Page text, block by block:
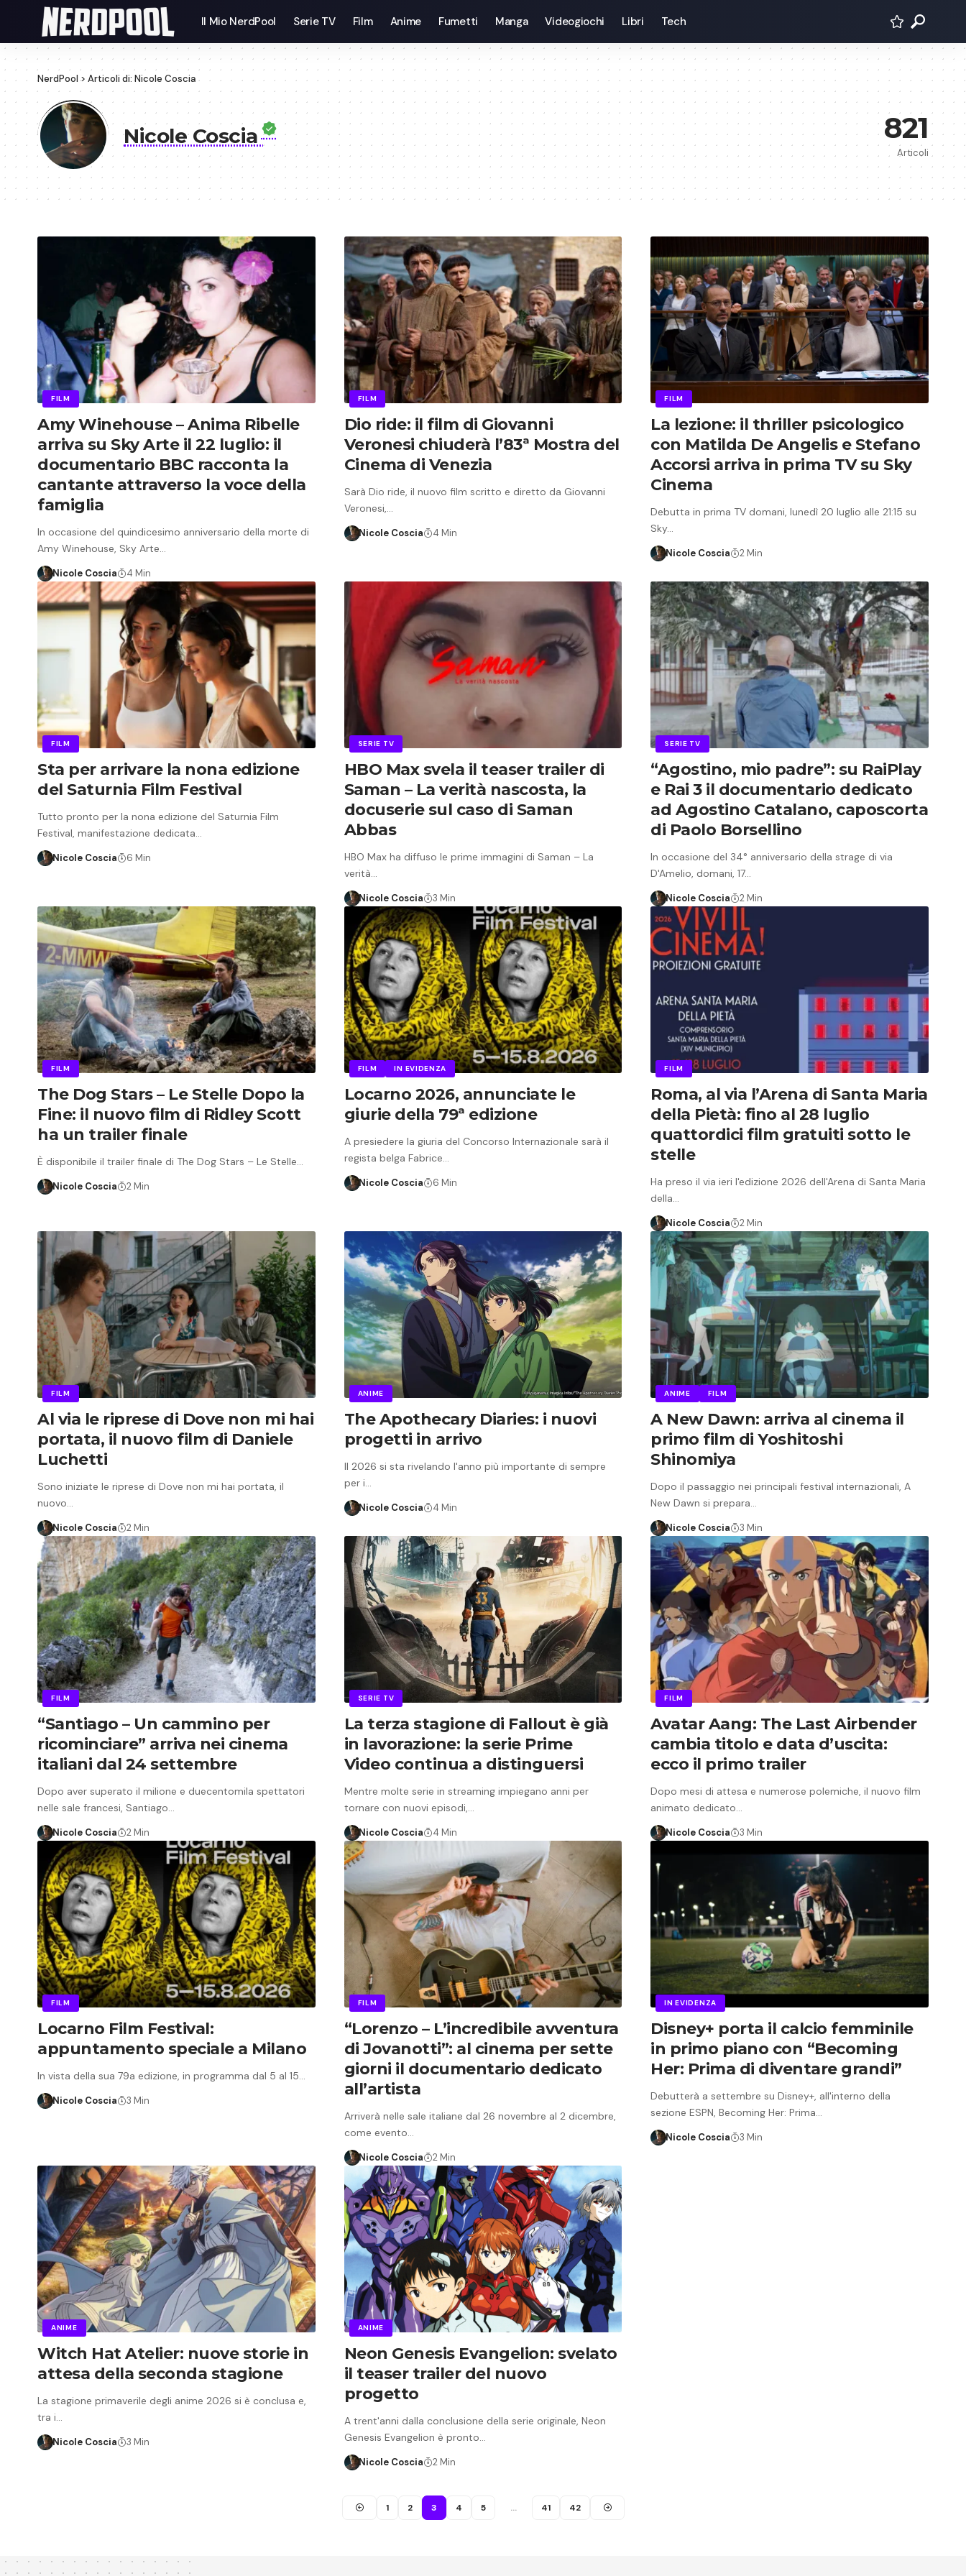
Il Mio NerdPool Serie TV Film Anime Fumetti Manga Videogiochi Libri Tech
NerdPool> Articoli di: Nicole Coscia
Nicole Coscia 821
Articoli
FILM
Amy Winehouse – Anima Ribelle
arriva su Sky Arte il 22 luglio: il
documentario BBC racconta la
cantante attraverso la voce della
famiglia
In occasione del quindicesimo anniversario della morte di
Amy Winehouse, Sky Arte…
Nicole Coscia 4 Min
FILM
Dio ride: il film di Giovanni
Veronesi chiuderà l’83ª Mostra del
Cinema di Venezia
Sarà Dio ride, il nuovo film scritto e diretto da Giovanni
Veronesi,…
Nicole Coscia 4 Min
FILM
La lezione: il thriller psicologico
con Matilda De Angelis e Stefano
Accorsi arriva in prima TV su Sky
Cinema
Debutta in prima TV domani, lunedì 20 luglio alle 21:15 su
Sky…
Nicole Coscia 2 Min
FILM
Sta per arrivare la nona edizione
del Saturnia Film Festival
Tutto pronto per la nona edizione del Saturnia Film
Festival, manifestazione dedicata…
Nicole Coscia 6 Min
SERIE TV
HBO Max svela il teaser trailer di
Saman – La verità nascosta, la
docuserie sul caso di Saman
Abbas
HBO Max ha diffuso le prime immagini di Saman – La
verità…
Nicole Coscia 3 Min
SERIE TV
“Agostino, mio padre”: su RaiPlay
e Rai 3 il documentario dedicato
ad Agostino Catalano, caposcorta
di Paolo Borsellino
In occasione del 34° anniversario della strage di via
D'Amelio, domani, 17…
Nicole Coscia 2 Min
FILM
The Dog Stars – Le Stelle Dopo la
Fine: il nuovo film di Ridley Scott
ha un trailer finale
È disponibile il trailer finale di The Dog Stars – Le Stelle…
Nicole Coscia 2 Min
FILM IN EVIDENZA
Locarno 2026, annunciate le
giurie della 79ª edizione
A presiedere la giuria del Concorso Internazionale sarà il
regista belga Fabrice…
Nicole Coscia 6 Min
FILM
Roma, al via l’Arena di Santa Maria
della Pietà: fino al 28 luglio
quattordici film gratuiti sotto le
stelle
Ha preso il via ieri l'edizione 2026 dell'Arena di Santa Maria
della…
Nicole Coscia 2 Min
FILM
Al via le riprese di Dove non mi hai
portata, il nuovo film di Daniele
Luchetti
Sono iniziate le riprese di Dove non mi hai portata, il
nuovo…
Nicole Coscia 2 Min
ANIME
The Apothecary Diaries: i nuovi
progetti in arrivo
Il 2026 si sta rivelando l'anno più importante di sempre
per i…
Nicole Coscia 4 Min
ANIME FILM
A New Dawn: arriva al cinema il
primo film di Yoshitoshi
Shinomiya
Dopo il passaggio nei principali festival internazionali, A
New Dawn si prepara…
Nicole Coscia 3 Min
FILM
“Santiago – Un cammino per
ricominciare” arriva nei cinema
italiani dal 24 settembre
Dopo aver superato il milione e duecentomila spettatori
nelle sale francesi, Santiago…
Nicole Coscia 2 Min
SERIE TV
La terza stagione di Fallout è già
in lavorazione: la serie Prime
Video continua a distinguersi
Mentre molte serie in streaming impiegano anni per
tornare con nuovi episodi,…
Nicole Coscia 4 Min
FILM
Avatar Aang: The Last Airbender
cambia titolo e data d’uscita:
ecco il primo trailer
Dopo mesi di attesa e numerose polemiche, il nuovo film
animato dedicato…
Nicole Coscia 3 Min
FILM
Locarno Film Festival:
appuntamento speciale a Milano
In vista della sua 79a edizione, in programma dal 5 al 15…
Nicole Coscia 3 Min
FILM
“Lorenzo – L’incredibile avventura
di Jovanotti”: al cinema per sette
giorni il documentario dedicato
all’artista
Arriverà nelle sale italiane dal 26 novembre al 2 dicembre,
come evento…
Nicole Coscia 2 Min
IN EVIDENZA
Disney+ porta il calcio femminile
in primo piano con “Becoming
Her: Prima di diventare grandi”
Debutterà a settembre su Disney+, all'interno della
sezione ESPN, Becoming Her: Prima…
Nicole Coscia 3 Min
ANIME
Witch Hat Atelier: nuove storie in
attesa della seconda stagione
La stagione primaverile degli anime 2026 si è conclusa e,
tra i…
Nicole Coscia 3 Min
ANIME
Neon Genesis Evangelion: svelato
il teaser trailer del nuovo
progetto
A trent'anni dalla conclusione della serie originale, Neon
Genesis Evangelion è pronto…
Nicole Coscia 2 Min
1 2 3 4 5 … 41 42